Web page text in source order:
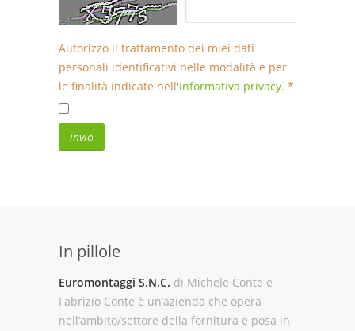
Autorizzo il trattamento dei miei dati
personali identificativi nelle modalità e per
le finalità indicate nell'informativa privacy. *
In pillole
Euromontaggi S.N.C. di Michele Conte e
Fabrizio Conte è un’azienda che opera
nell’ambito/settore della fornitura e posa in